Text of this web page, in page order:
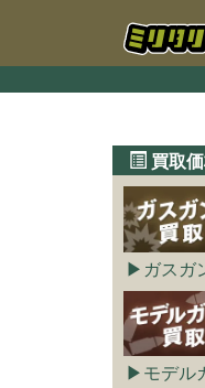
買取
ガスガ
モデル